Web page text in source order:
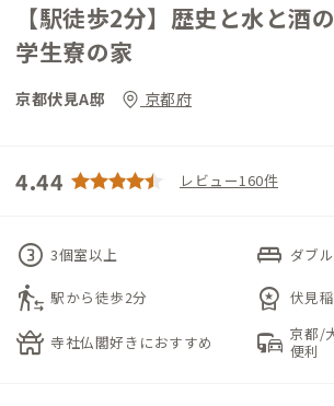
【駅徒歩2分】歴史と水と酒
学生寮の家
京都伏見A邸 京都府
4.44 レビュー160件
counter_3 3個室以上 king_bed ダブ
transfer_within_a_station 駅から徒歩2分 workspace_premium 伏見
temple_buddhist 寺社仏閣好きにおすすめ commute 京都/
便利